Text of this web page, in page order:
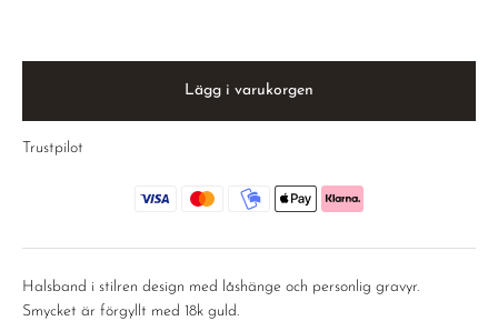
Lägg i varukorgen
Trustpilot
Halsband i stilren design med låshänge och personlig gravyr.
Smycket är förgyllt med 18k guld.